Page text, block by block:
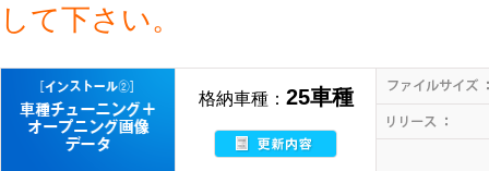
して下さい。
格納車種： 25車種